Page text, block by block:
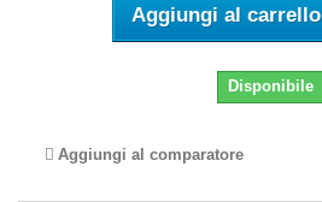
Aggiungi al carrello
Disponibile
Aggiungi al comparatore